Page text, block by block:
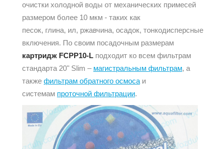
очистки холодной воды от механических примесей
размером более 10 мкм - таких как
песок, глина, ил, ржавчина, осадок, тонкодисперсные
включения. По своим посадочным размерам
картридж FCPP10-L подходит ко всем фильтрам
стандарта 20" Slim – магистральным фильтрам, а
также фильтрам обратного осмоса и
системам проточной фильтрации.